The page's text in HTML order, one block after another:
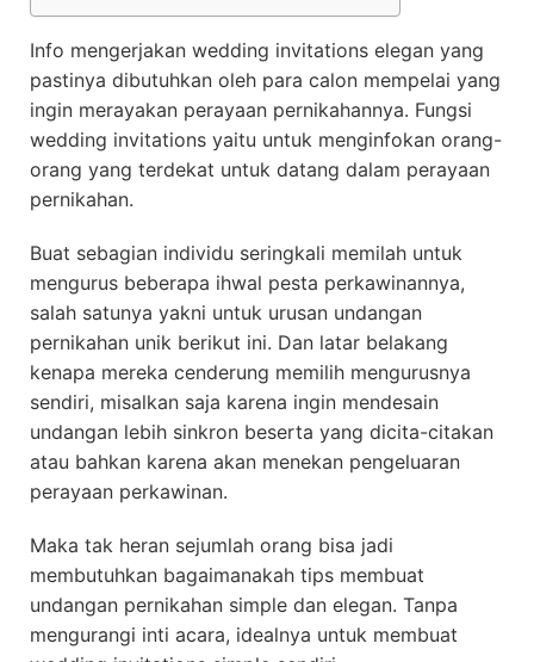
Info mengerjakan wedding invitations elegan yang
pastinya dibutuhkan oleh para calon mempelai yang
ingin merayakan perayaan pernikahannya. Fungsi
wedding invitations yaitu untuk menginfokan orang-
orang yang terdekat untuk datang dalam perayaan
pernikahan.
Buat sebagian individu seringkali memilah untuk
mengurus beberapa ihwal pesta perkawinannya,
salah satunya yakni untuk urusan undangan
pernikahan unik berikut ini. Dan latar belakang
kenapa mereka cenderung memilih mengurusnya
sendiri, misalkan saja karena ingin mendesain
undangan lebih sinkron beserta yang dicita-citakan
atau bahkan karena akan menekan pengeluaran
perayaan perkawinan.
Maka tak heran sejumlah orang bisa jadi
membutuhkan bagaimanakah tips membuat
undangan pernikahan simple dan elegan. Tanpa
mengurangi inti acara, idealnya untuk membuat